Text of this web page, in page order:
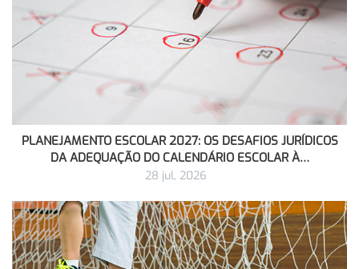
PLANEJAMENTO ESCOLAR 2027: OS DESAFIOS JURÍDICOS
DA ADEQUAÇÃO DO CALENDÁRIO ESCOLAR À…
28 jul, 2026